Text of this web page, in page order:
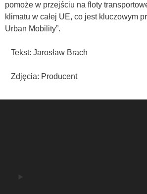
pomoże w przejściu na floty
klimatu w całej UE, co jest kluczowym
Urban Mobility”.
Tekst: Jarosław Brach
Zdjęcia: Producent